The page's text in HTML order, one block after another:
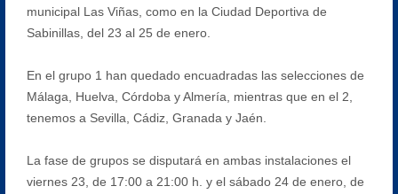
municipal Las Viñas, como en la Ciudad Deportiva de
Sabinillas, del 23 al 25 de enero.
En el grupo 1 han quedado encuadradas las selecciones de
Málaga, Huelva, Córdoba y Almería, mientras que en el 2,
tenemos a Sevilla, Cádiz, Granada y Jaén.
La fase de grupos se disputará en ambas instalaciones el
viernes 23, de 17:00 a 21:00 h. y el sábado 24 de enero, de